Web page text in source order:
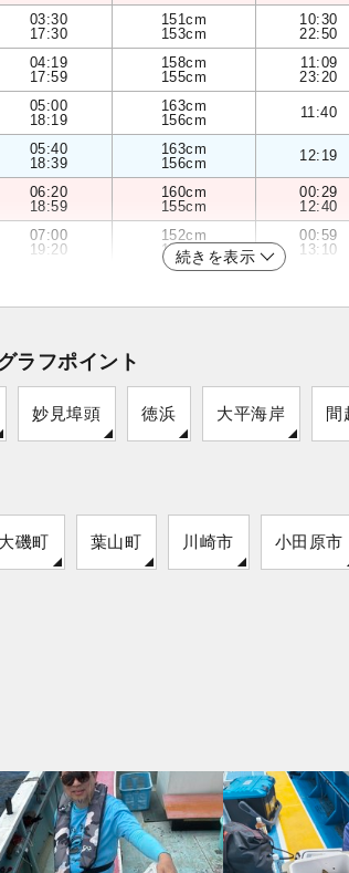
03:30
17:30
151cm
153cm
10:30
22:50
04:19
17:59
158cm
155cm
11:09
23:20
05:00
18:19
163cm
156cm
11:40
05:40
18:39
163cm
156cm
12:19
06:20
18:59
160cm
155cm
00:29
12:40
07:00
19:20
152cm
153cm
00:59
13:10
続きを表示
ラフポイント
妙見埠頭 徳浜 大平海岸 間
大磯町 葉山町 川崎市 小田原市